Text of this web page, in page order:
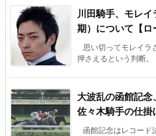
川田騎手、モレ
期）について【ロ
思い切ってモレイラ
押さえるという判断
大波乱の函館記念
佐々木騎手の仕掛
函館記念はレコード